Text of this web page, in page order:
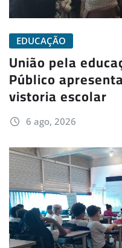
EDUCAÇÃO
União pela
Público
vistoria escolar
6 ago, 2026